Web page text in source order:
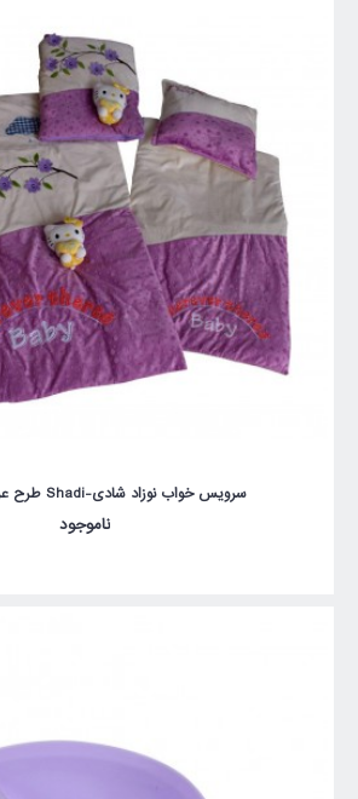
سرویس خواب نوزاد شادی-Shadi طرح عروسکی یاسی
ناموجود